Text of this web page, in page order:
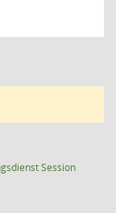
Session(Wird in